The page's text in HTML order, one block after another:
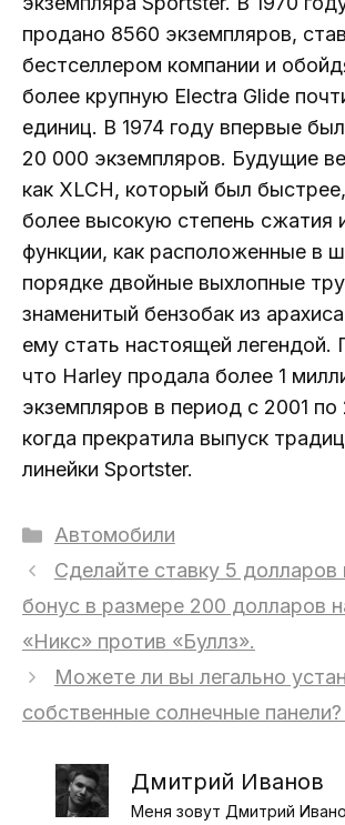
продано 8560 экземпляров, став
бестселлером компании и
более крупную Electra Glide
единиц. В 1974 году впервые
20 000 экземпляров. Будущие
как XLCH, который был
более высокую степень сжатия
функции, как расположенные в
порядке двойные выхлопные
знаменитый бензобак из
ему стать настоящей легендой.
что Harley продала более 1
экземпляров в период с 2001 по
когда прекратила выпуск
линейки Sportster.
Рубрики
Автомобили
Сделайте ставку 5 долларов
бонус в размере 200 долларов
«Никс» против «Буллз».
Можете ли вы легально
собственные солнечные
Дмитрий Иванов
Меня зовут Дмитрий